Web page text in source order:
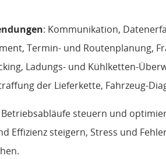
: Kommunikation,
Termin- und Routenplanung,
Ladungs- und Kühlketten-
der Lieferkette, Fahrzeug-
Betriebsabläufe steuern und
Effizienz steigern, Stress und